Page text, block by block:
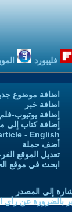
فليبورد
اضافة موضوع
اضافة خبر
إضافة يوتيوب-
إضافة كتاب إلى
- English
أضف حملة
تعديل الموقع
ابحث في موقع
إلى المصدر
بالضرورة عن رأي